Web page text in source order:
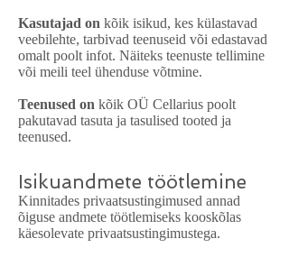
Kasutajad on kõik isikud, kes külastavad
veebilehte, tarbivad teenuseid või edastavad
omalt poolt infot. Näiteks teenuste tellimine
või meili teel ühenduse võtmine.
Teenused on kõik OÜ Cellarius poolt
pakutavad tasuta ja tasulised tooted ja
teenused.
Isikuandmete töötlemine
Kinnitades privaatsustingimused annad
õiguse andmete töötlemiseks kooskõlas
käesolevate privaatsustingimustega.